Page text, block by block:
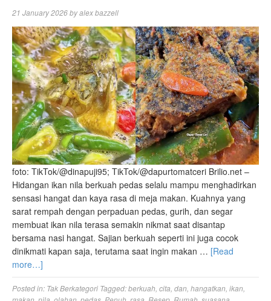
21 January 2026byalex bazzell
foto: TikTok/@dinapuji95; TikTok/@dapurtomatceri Brilio.net –
Hidangan ikan nila berkuah pedas selalu mampu menghadirkan
sensasi hangat dan kaya rasa di meja makan. Kuahnya yang
sarat rempah dengan perpaduan pedas, gurih, dan segar
membuat ikan nila terasa semakin nikmat saat disantap
bersama nasi hangat. Sajian berkuah seperti ini juga cocok
dinikmati kapan saja, terutama saat ingin makan … [Read
more…]
Posted in: Tak Berkategori Tagged:berkuah cita dan hangatkan ikan